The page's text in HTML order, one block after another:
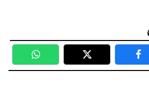
WhatsApp Twitter